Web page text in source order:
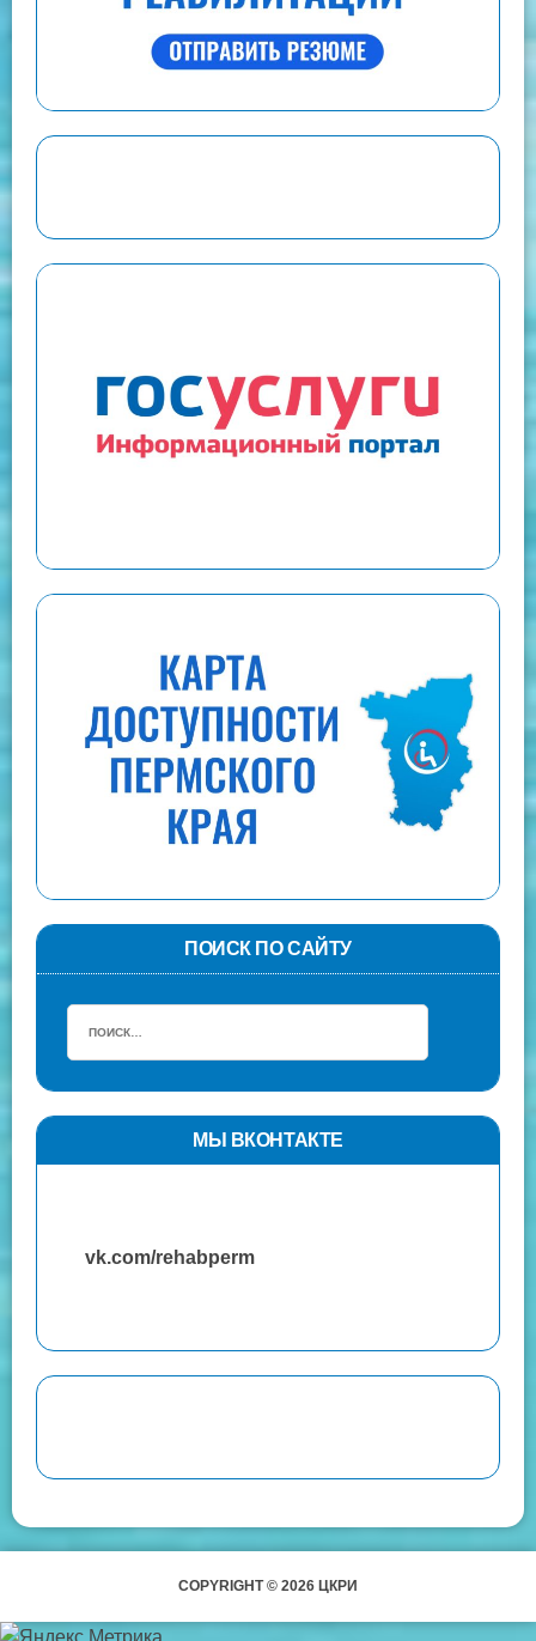
ПОИСК ПО САЙТУ
МЫ ВКОНТАКТЕ
vk.com/rehabperm
COPYRIGHT © 2026 ЦКРИ